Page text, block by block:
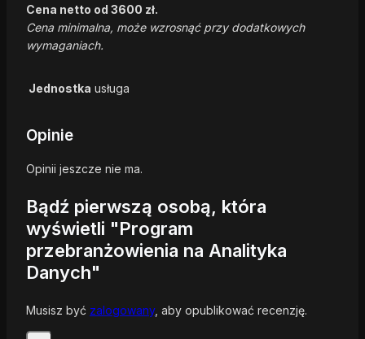
Cena netto od 3600 zł.
Cena minimalna, może wzrosnąć przy dodatkowych
wymaganiach.
Jednostka usługa
Opinie
Opinii jeszcze nie ma.
Bądź pierwszą osobą, która
wyświetli "Program
przebranżowienia na Analityka
Danych"
Musisz być zalogowany, aby opublikować recenzję.